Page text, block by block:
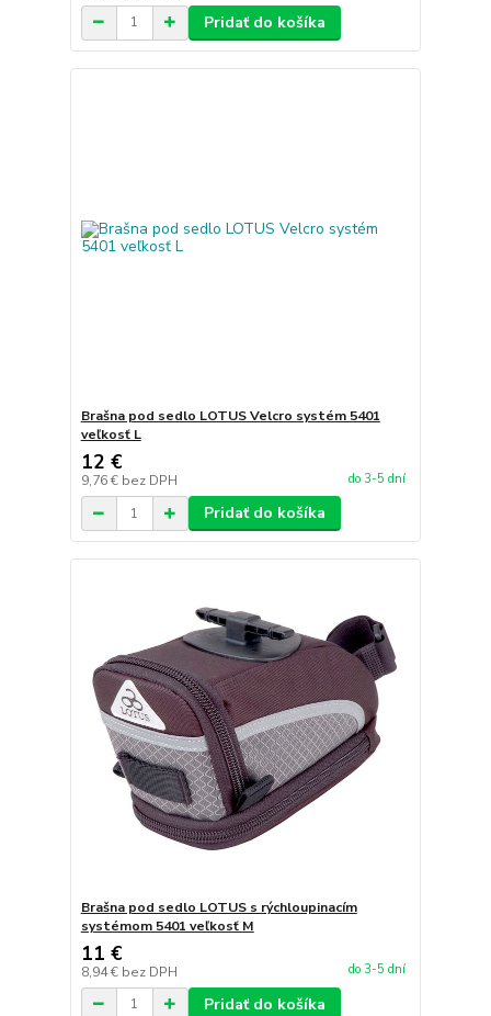
Pridať do košíka
Brašna pod sedlo LOTUS Velcro systém 5401
veľkosť L
12 €
9,76 € bez DPH do 3-5 dní
Pridať do košíka
Brašna pod sedlo LOTUS s rýchloupinacím
systémom 5401 veľkosť M
11 €
8,94 € bez DPH do 3-5 dní
Pridať do košíka